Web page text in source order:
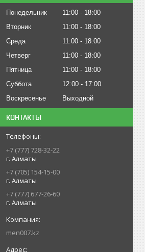
Понедельник 11:00
18:00
Вторник
11:00
18:00
Среда
11:00
18:00
Четверг
11:00
18:00
Пятница
11:00
18:00
Суббота
12:00
17:00
Воскресенье
Выходной
КОНТАКТЫ
+7 (777) 728-32-22
г. Алматы
+7 (705) 154-15-00
г. Алматы
+7 (777) 677-26-60
г. Алматы
men007.kz